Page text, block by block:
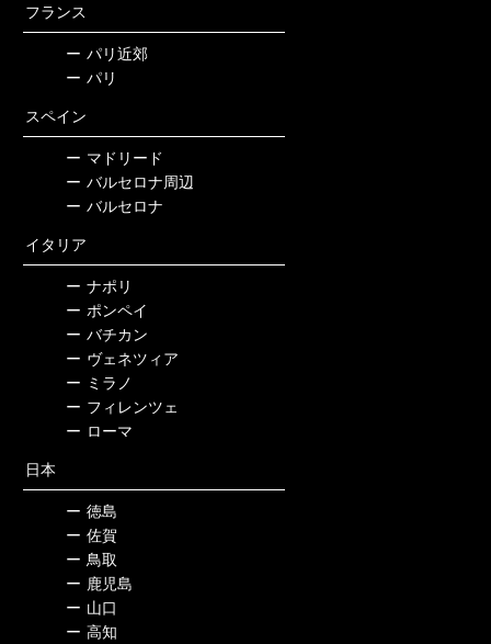
フランス
ー パリ近郊
ー パリ
スペイン
ー マドリード
ー バルセロナ周辺
ー バルセロナ
イタリア
ー ナポリ
ー ポンペイ
ー バチカン
ー ヴェネツィア
ー ミラノ
ー フィレンツェ
ー ローマ
日本
ー 徳島
ー 佐賀
ー 鳥取
ー 鹿児島
ー 山口
ー 高知